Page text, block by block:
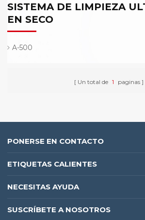
SISTEMA DE LIMPIEZA
EN SECO
A-500
Un total de 1 paginas
PONERSE EN CONTACTO
ETIQUETAS CALIENTES
NECESITAS AYUDA
SUSCRÍBETE A NOSOTROS